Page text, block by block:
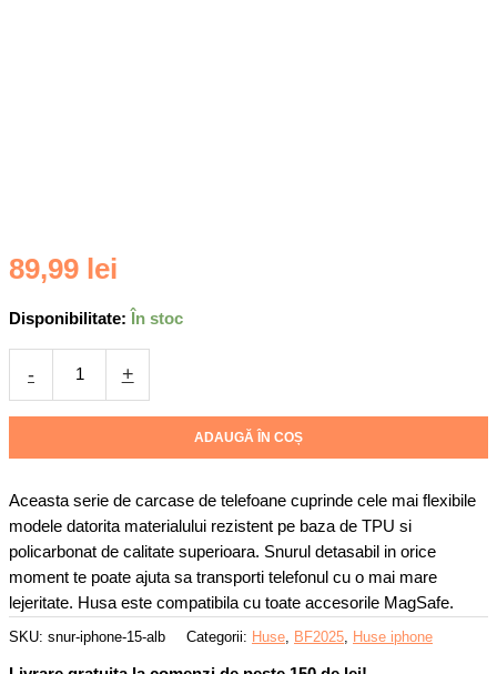
89,99 lei
Disponibilitate: În stoc
-
Husa
Apple
iPhone
15,
Snur
Antisoc,
Superioara,
Bumper
interior,
Magsafe,
Transparenta
cu
+
ADAUGĂ ÎN COȘ
Aceasta serie de carcase de telefoane cuprinde cele mai flexibile
modele datorita materialului rezistent pe baza de TPU si
policarbonat de calitate superioara. Snurul detasabil in orice
moment te poate ajuta sa transporti telefonul cu o mai mare
lejeritate. Husa este compatibila cu toate accesorile MagSafe.
SKU: snur-iphone-15-alb Categorii: Huse, BF2025, Huse iphone